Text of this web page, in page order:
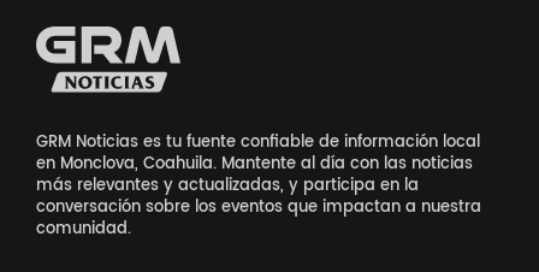
GRM Noticias es tu fuente confiable de información local
en Monclova, Coahuila. Mantente al día con las noticias
más relevantes y actualizadas, y participa en la
conversación sobre los eventos que impactan a nuestra
comunidad.